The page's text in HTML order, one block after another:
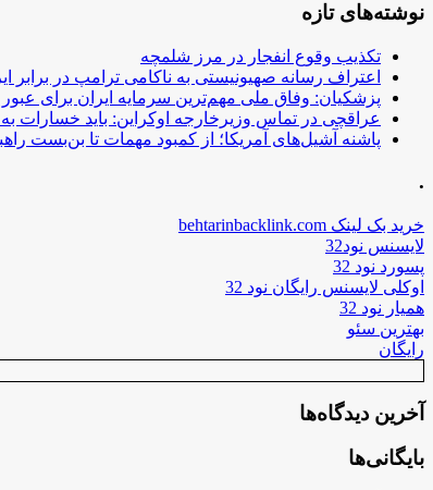
نوشته‌های تازه
تکذیب وقوع انفجار در مرز شلمچه
اعتراف رسانه صهیونیستی به ناکامی ترامپ در برابر
پزشکیان: وفاق ملی مهم‌ترین سرمایه ایران برای
عراقچی در تماس وزیرخارجه اوکراین: باید خسارات
پاشنه آشیل‌های آمریکا؛ از کمبود مهمات تا بن‌بست
.
خرید بک لینک behtarinbacklink.com
لایسنس نود32
پسورد نود 32
اوکلی لایسنس رایگان نود 32
همیار نود 32
بهترین سئو
رایگان
آخرین دیدگاه‌ها
بایگانی‌ها